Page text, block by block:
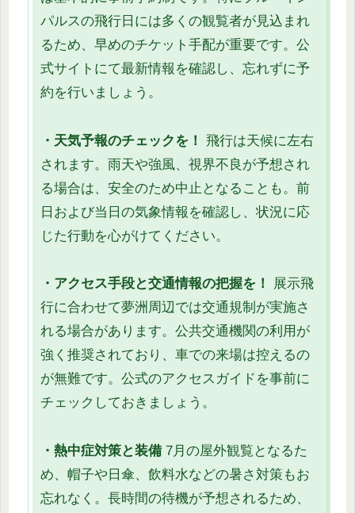
パルスの飛行日には多くの観覧者が見込まれ
るため、早めのチケット手配が重要です。公
式サイトにて最新情報を確認し、忘れずに予
約を行いましょう。
・天気予報のチェックを！
飛行は天候に左右
されます。雨天や強風、視界不良が予想され
る場合は、安全のため中止となることも。前
日および当日の気象情報を確認し、状況に応
じた行動を心がけてください。
・アクセス手段と交通情報の把握を！
展示飛
行に合わせて夢洲周辺では交通規制が実施さ
れる場合があります。公共交通機関の利用が
強く推奨されており、車での来場は控えるの
が無難です。公式のアクセスガイドを事前に
チェックしておきましょう。
・熱中症対策と装備7月の屋外観覧となるた
め、帽子や日傘、飲料水などの暑さ対策もお
忘れなく。長時間の待機が予想されるため、